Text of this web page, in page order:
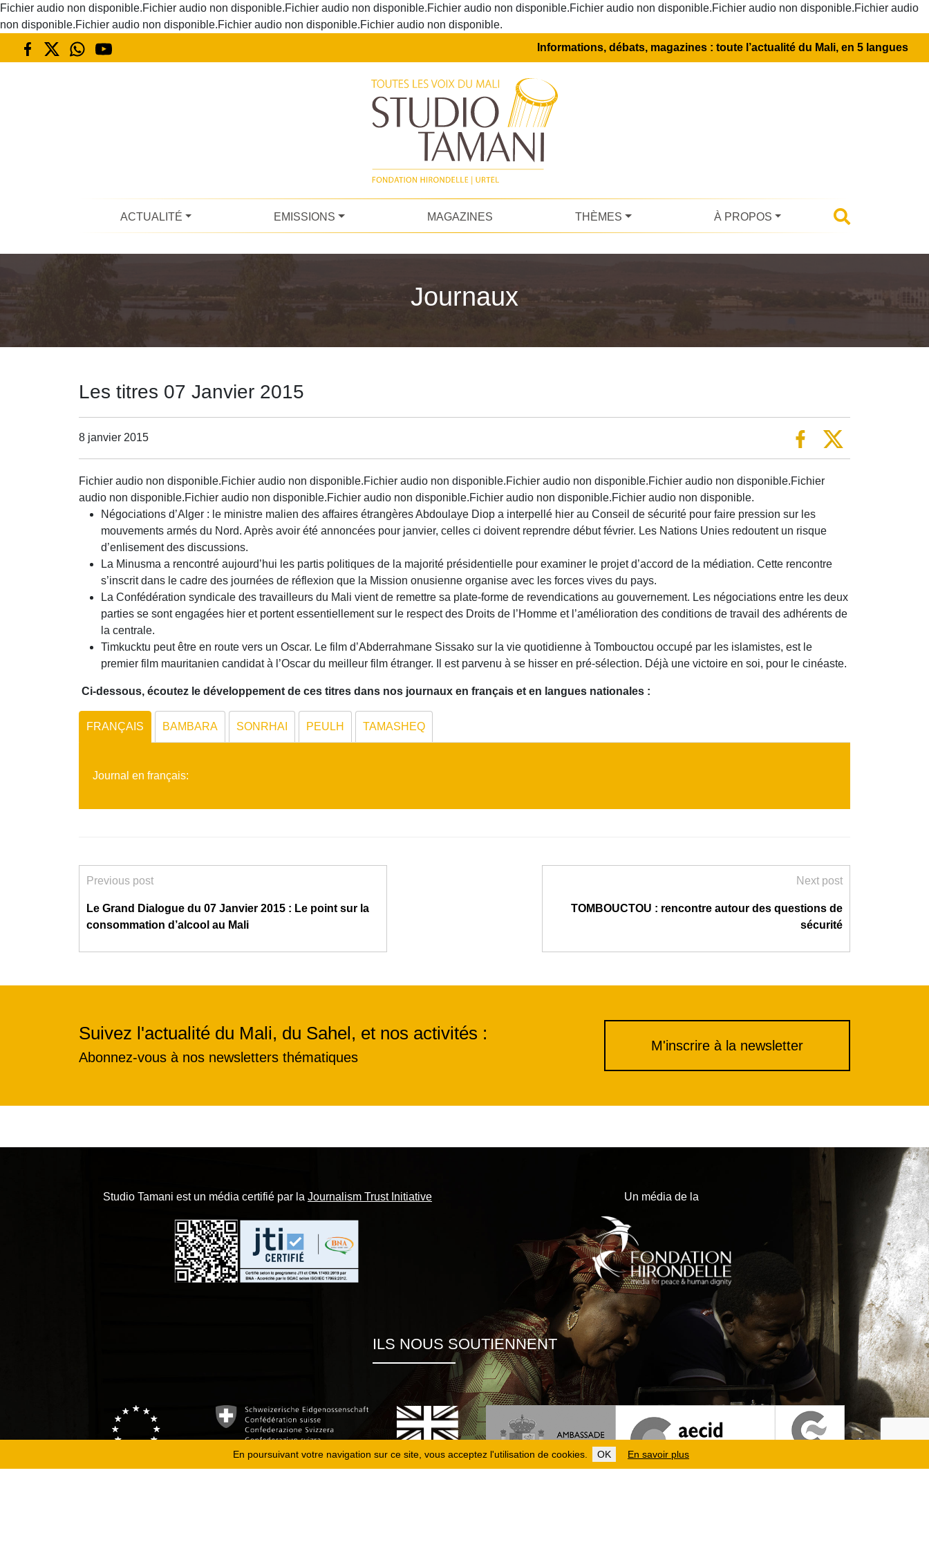
En poursuivant votre navigation sur ce site, vous acceptez l'utilisation de cookies. OK En savoir plus
Fichier audio non disponible.Fichier audio non disponible.Fichier audio non disponible.Fichier audio non disponible.Fichier audio non disponible.Fichier audio non disponible.Fichier audio
non disponible.Fichier audio non disponible.Fichier audio non disponible.Fichier audio non disponible.
Informations, débats, magazines : toute l’actualité du Mali, en 5 langues
ACTUALITÉ EMISSIONS MAGAZINES THÈMES À PROPOS
Journaux
Les titres 07 Janvier 2015
8 janvier 2015
Fichier audio non disponible.Fichier audio non disponible.Fichier audio non disponible.Fichier audio non disponible.Fichier audio non disponible.Fichier
audio non disponible.Fichier audio non disponible.Fichier audio non disponible.Fichier audio non disponible.Fichier audio non disponible.
Négociations d’Alger : le ministre malien des affaires étrangères Abdoulaye Diop a interpellé hier au Conseil de sécurité pour faire pression sur les
mouvements armés du Nord. Après avoir été annoncées pour janvier, celles ci doivent reprendre début février. Les Nations Unies redoutent un risque
d’enlisement des discussions.
La Minusma a rencontré aujourd’hui les partis politiques de la majorité présidentielle pour examiner le projet d’accord de la médiation. Cette rencontre
s’inscrit dans le cadre des journées de réflexion que la Mission onusienne organise avec les forces vives du pays.
La Confédération syndicale des travailleurs du Mali vient de remettre sa plate-forme de revendications au gouvernement. Les négociations entre les deux
parties se sont engagées hier et portent essentiellement sur le respect des Droits de l’Homme et l’amélioration des conditions de travail des adhérents de
la centrale.
Timkucktu peut être en route vers un Oscar. Le film d’Abderrahmane Sissako sur la vie quotidienne à Tombouctou occupé par les islamistes, est le
premier film mauritanien candidat à l’Oscar du meilleur film étranger. Il est parvenu à se hisser en pré-sélection. Déjà une victoire en soi, pour le cinéaste.
Ci-dessous, écoutez le développement de ces titres dans nos journaux en français et en langues nationales :
FRANÇAIS BAMBARA SONRHAI PEULH TAMASHEQ
Journal en français:
Previous post
Le Grand Dialogue du 07 Janvier 2015 : Le point sur la
consommation d’alcool au Mali
Next post
TOMBOUCTOU : rencontre autour des questions de
sécurité
Suivez l'actualité du Mali, du Sahel, et nos activités :
Abonnez-vous à nos newsletters thématiques
M'inscrire à la newsletter
Studio Tamani est un média certifié par la Journalism Trust Initiative Un média de la
ILS NOUS SOUTIENNENT